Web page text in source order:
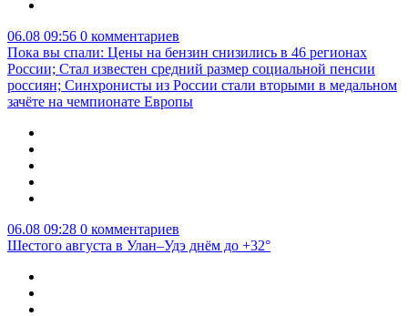
06.08 09:56 0 комментариев
Пока вы спали: Цены на бензин снизились в 46 регионах
России; Стал известен средний размер социальной пенсии
россиян; Синхронисты из России стали вторыми в медальном
зачёте на чемпионате Европы
06.08 09:28 0 комментариев
Шестого августа в Улан–Удэ днём до +32°